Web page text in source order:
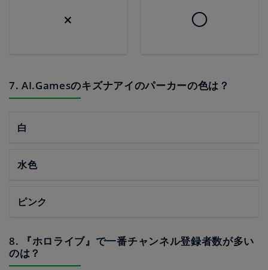
× ◯
7. AI.Gamesのキズナアイのパーカーの色は？
白
水色
ピンク
8. 『ホロライブ』で一番チャンネル登録者数が多い
のは？